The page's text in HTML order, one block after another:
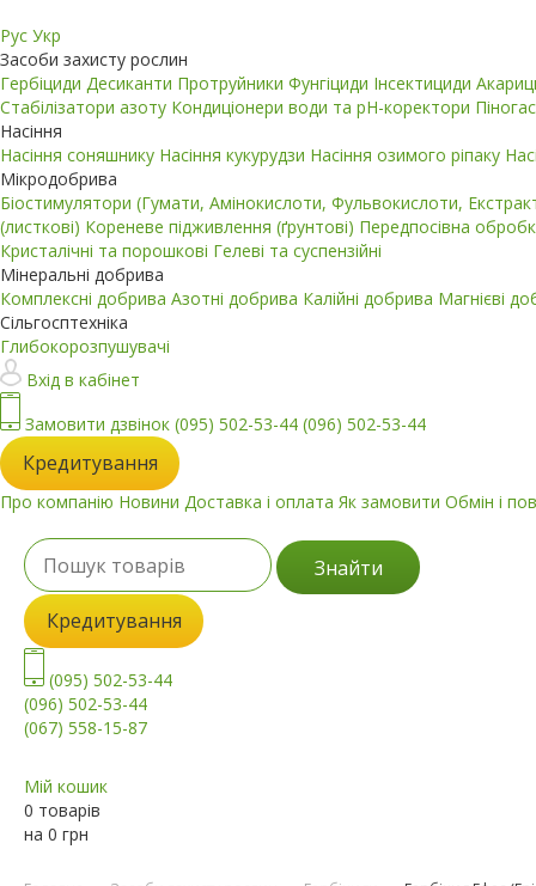
Рус Укр
Засоби захисту рослин
Гербіциди Десиканти Протруйники Фунгіциди Інсектициди
Стабілізатори азоту Кондиціонери води та pH-коректори
Насіння
Насіння соняшнику Насіння кукурудзи Насіння озимого ріпаку
Мікродобрива
Біостимулятори (Гумати, Амінокислоти, Фульвокислоти,
(листкові) Кореневе підживлення (ґрунтові) Передпосівна
Кристалічні та порошкові Гелеві та суспензійні
Мінеральні добрива
Комплексні добрива Азотні добрива Калійні добрива Магнієві
Сільгосптехніка
Глибокорозпушувачі
Вхід в кабінет
Замовити дзвінок (095) 502-53-44 (096) 502-53-44
Кредитування
Про компанію Новини Доставка і оплата Як замовити Обмін і
Знайти
Кредитування
(095) 502-53-44
(096) 502-53-44
(067) 558-15-87
Мій кошик
0 товарів
на 0 грн